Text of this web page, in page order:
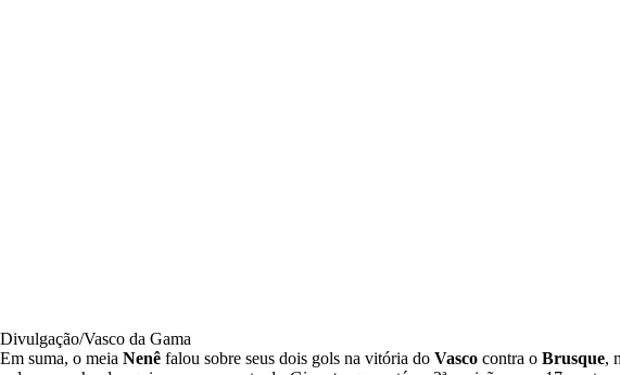
Divulgação/Vasco da Gama
Em suma, o meia Nenê falou sobre seus dois gols na vitória do Vasco contra o Brusque,